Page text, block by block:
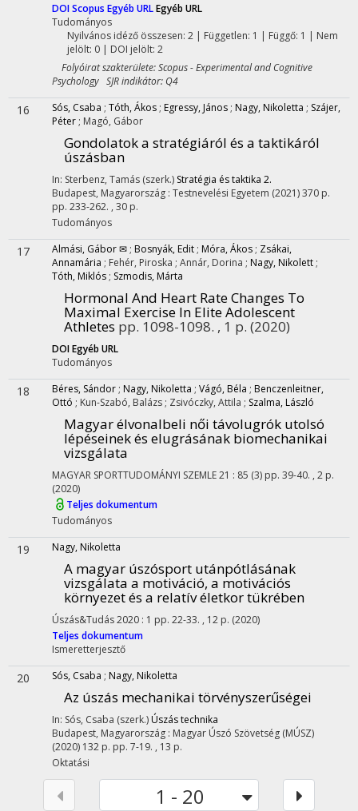
DOIScopus Egyéb URLEgyéb URL
Tudományos
Nyilvános idéző összesen: 2| Független: 1 | Függő: 1 | Nem
jelölt: 0 | DOI jelölt: 2
Folyóirat szakterülete: Scopus - Experimental and Cognitive
Psychology SJR indikátor: Q4
16 Sós, Csaba ; Tóth, Ákos ; Egressy, János ; Nagy, Nikoletta ; Szájer,
Péter ; Magó, Gábor
Gondolatok a stratégiáról és a taktikáról
úszásban
In: Sterbenz, Tamás (szerk.) Stratégia és taktika 2.
Budapest, Magyarország : Testnevelési Egyetem (2021)370 p.
pp. 233-262. , 30 p.
Tudományos
17 Almási, Gábor ✉ ; Bosnyák, Edit ; Móra, Ákos ; Zsákai,
Annamária ; Fehér, Piroska ; Annár, Dorina ; Nagy, Nikolett ;
Tóth, Miklós ; Szmodis, Márta
Hormonal And Heart Rate Changes To
Maximal Exercise In Elite Adolescent
Athletes pp. 1098-1098. , 1 p. (2020)
DOIEgyéb URL
Tudományos
18 Béres, Sándor ; Nagy, Nikoletta ; Vágó, Béla ; Benczenleitner,
Ottó ; Kun-Szabó, Balázs ; Zsivóczky, Attila ; Szalma, László
Magyar élvonalbeli női távolugrók utolsó
lépéseinek és elugrásának biomechanikai
vizsgálata
MAGYAR SPORTTUDOMÁNYI SZEMLE21 : 85 (3) pp. 39-40. , 2 p.
(2020)
Teljes dokumentum
Tudományos
19 Nagy, Nikoletta
A magyar úszósport utánpótlásának
vizsgálata a motiváció, a motivációs
környezet és a relatív életkor tükrében
Úszás&Tudás2020 : 1 pp. 22-33. , 12 p. (2020)
Teljes dokumentum
Ismeretterjesztő
20 Sós, Csaba ; Nagy, Nikoletta
Az úszás mechanikai törvényszerűségei
In: Sós, Csaba (szerk.) Úszás technika
Budapest, Magyarország : Magyar Úszó Szövetség (MÚSZ)
(2020) 132 p. pp. 7-19. , 13 p.
Oktatási
1 - 20